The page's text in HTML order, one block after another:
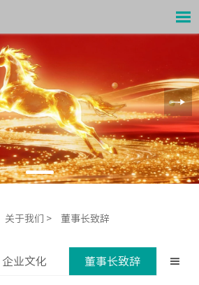

关于我们 > 董事长致辞
企业文化 董事长致辞 